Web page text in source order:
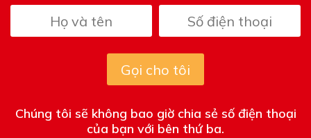
Gọi cho tôi
Chúng tôi sẽ không bao giờ chia sẻ số điện thoại
của bạn với bên thứ ba.